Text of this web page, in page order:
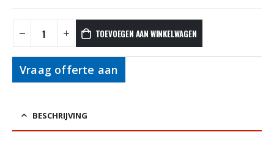
TOEVOEGEN AAN WINKELWAGEN
Vraag offerte aan
BESCHRIJVING